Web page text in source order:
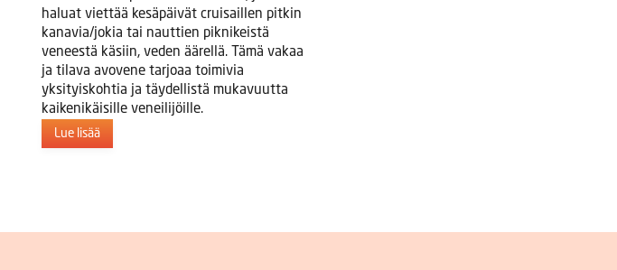
haluat viettää kesäpäivät cruisaillen pitkin
kanavia/jokia tai nauttien piknikeistä
veneestä käsiin, veden äärellä. Tämä vakaa
ja tilava avovene tarjoaa toimivia
yksityiskohtia ja täydellistä mukavuutta
kaikenikäisille veneilijöille.
Lue lisää